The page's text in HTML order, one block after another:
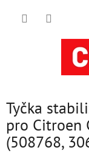
Tyčka
pro Citroen
(508768,